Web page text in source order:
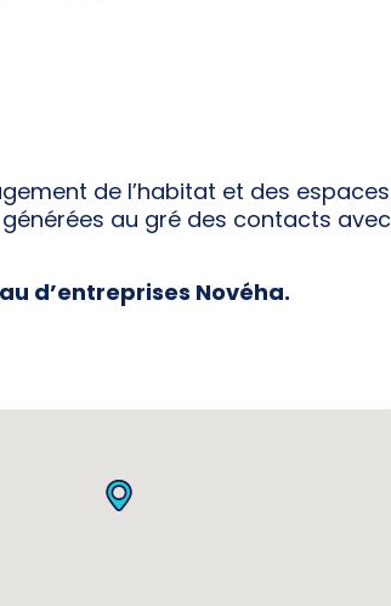
de l’habitat et des espaces
au gré des contacts avec
d’entreprises Novéha.